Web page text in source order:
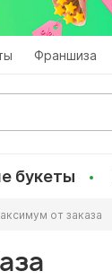
Франшиза
букеты
от заказа